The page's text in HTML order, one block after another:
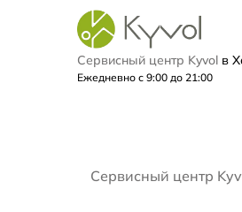
Сервисный центр Kyvol в
Ежедневно с 9:00 до 21:00
Сервисный центр